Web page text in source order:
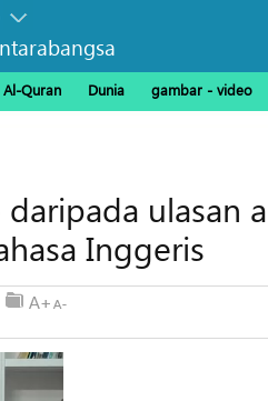
Al-Quran Dunia gambar - video
ulasan
Inggeris